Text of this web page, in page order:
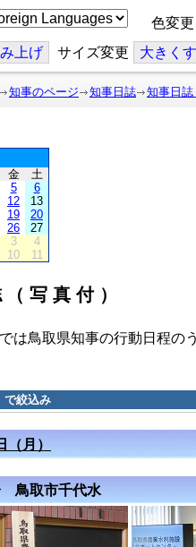
色変更
上げ サイズ変更 大きく
知事のページ 知事日誌 知事日誌
金
土
5
6
12
13
19
20
26
27
3
4
10 11
写真付）
は鳥取県知事の行動日程の
で絞込み
月）
鳥取市千代水